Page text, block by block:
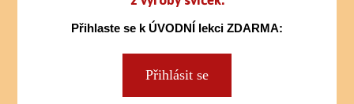
Přihlaste se k ÚVODNÍ lekci ZDARMA:
Přihlásit se